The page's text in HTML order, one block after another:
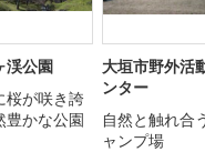
渓公園
桜が咲き誇
豊かな公園
大垣市野外活
ンター
自然と触れ合
ャンプ場